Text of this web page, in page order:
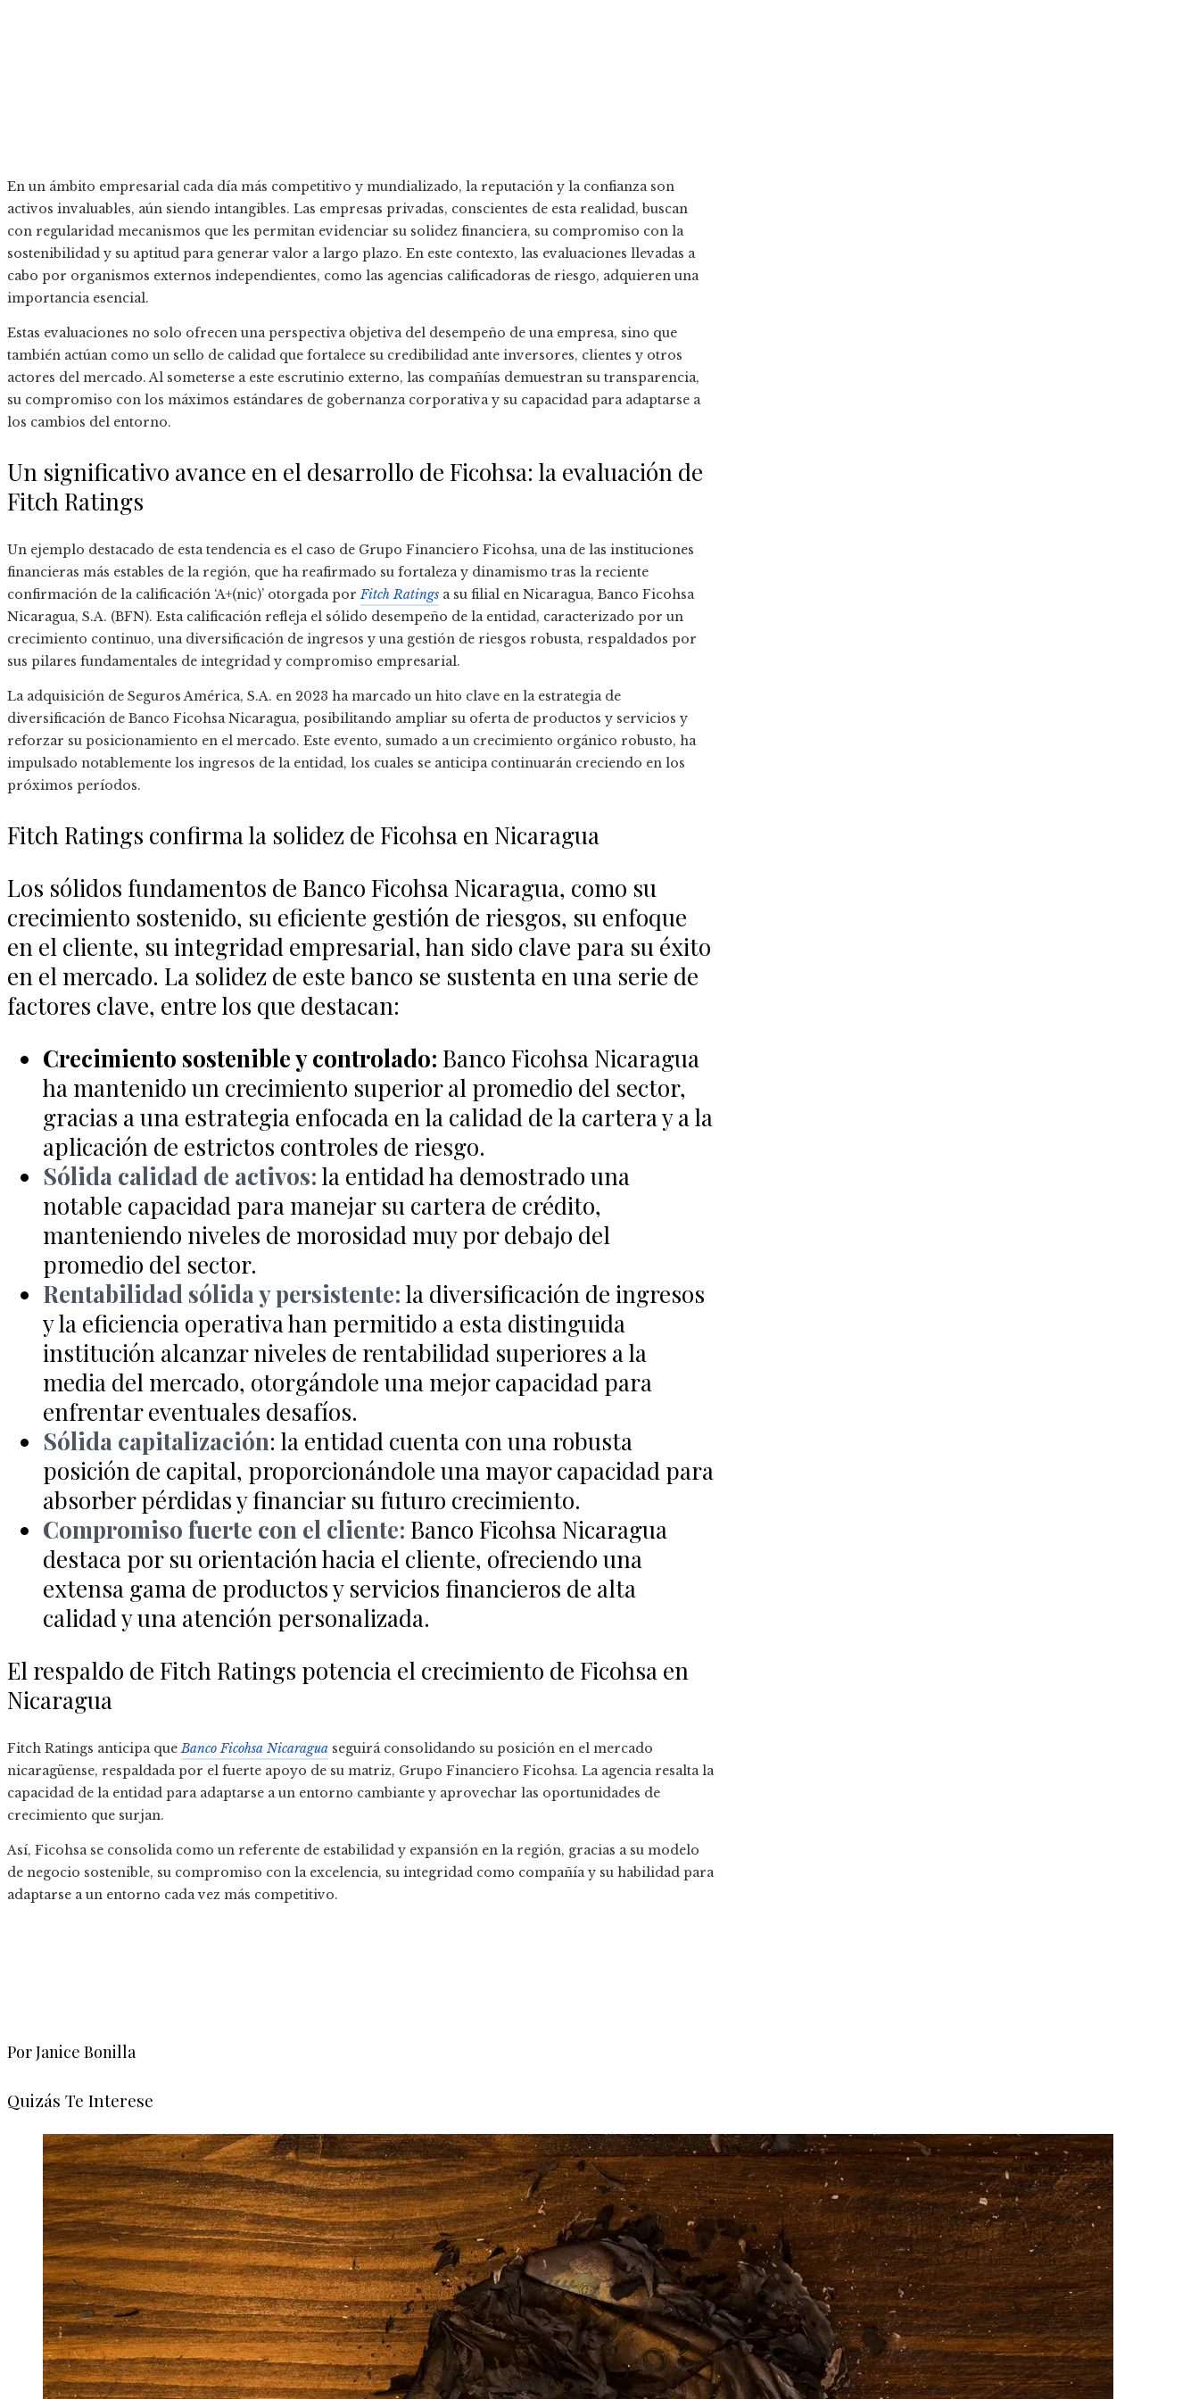
En un ámbito empresarial cada día más competitivo y mundializado, la reputación y la confianza son
activos invaluables, aún siendo intangibles. Las empresas privadas, conscientes de esta realidad, buscan
con regularidad mecanismos que les permitan evidenciar su solidez financiera, su compromiso con la
sostenibilidad y su aptitud para generar valor a largo plazo. En este contexto, las evaluaciones llevadas a
cabo por organismos externos independientes, como las agencias calificadoras de riesgo, adquieren una
importancia esencial.
Estas evaluaciones no solo ofrecen una perspectiva objetiva del desempeño de una empresa, sino que
también actúan como un sello de calidad que fortalece su credibilidad ante inversores, clientes y otros
actores del mercado. Al someterse a este escrutinio externo, las compañías demuestran su transparencia,
su compromiso con los máximos estándares de gobernanza corporativa y su capacidad para adaptarse a
los cambios del entorno.
Un significativo avance en el desarrollo de Ficohsa: la evaluación de
Fitch Ratings
Un ejemplo destacado de esta tendencia es el caso de Grupo Financiero Ficohsa, una de las instituciones
financieras más estables de la región, que ha reafirmado su fortaleza y dinamismo tras la reciente
confirmación de la calificación ‘A+(nic)’ otorgada porFitch Ratings a su filial en Nicaragua, Banco Ficohsa
Nicaragua, S.A. (BFN). Esta calificación refleja el sólido desempeño de la entidad, caracterizado por un
crecimiento continuo, una diversificación de ingresos y una gestión de riesgos robusta, respaldados por
sus pilares fundamentales de integridad y compromiso empresarial.
La adquisición de Seguros América, S.A. en 2023 ha marcado un hito clave en la estrategia de
diversificación de Banco Ficohsa Nicaragua, posibilitando ampliar su oferta de productos y servicios y
reforzar su posicionamiento en el mercado. Este evento, sumado a un crecimiento orgánico robusto, ha
impulsado notablemente los ingresos de la entidad, los cuales se anticipa continuarán creciendo en los
próximos períodos.
Fitch Ratings confirma la solidez de Ficohsa en Nicaragua
Los sólidos fundamentos de Banco Ficohsa Nicaragua, como su
crecimiento sostenido, su eficiente gestión de riesgos, su enfoque
en el cliente, su integridad empresarial, han sido clave para su éxito
en el mercado. La solidez de este banco se sustenta en una serie de
factores clave, entre los que destacan:
Crecimiento sostenible y controlado: Banco Ficohsa Nicaragua
ha mantenido un crecimiento superior al promedio del sector,
gracias a una estrategia enfocada en la calidad de la cartera y a la
aplicación de estrictos controles de riesgo.
Sólida calidad de activos: la entidad ha demostrado una
notable capacidad para manejar su cartera de crédito,
manteniendo niveles de morosidad muy por debajo del
promedio del sector.
Rentabilidad sólida y persistente: la diversificación de ingresos
y la eficiencia operativa han permitido a esta distinguida
institución alcanzar niveles de rentabilidad superiores a la
media del mercado, otorgándole una mejor capacidad para
enfrentar eventuales desafíos.
Sólida capitalización: la entidad cuenta con una robusta
posición de capital, proporcionándole una mayor capacidad para
absorber pérdidas y financiar su futuro crecimiento.
Compromiso fuerte con el cliente: Banco Ficohsa Nicaragua
destaca por su orientación hacia el cliente, ofreciendo una
extensa gama de productos y servicios financieros de alta
calidad y una atención personalizada.
El respaldo de Fitch Ratings potencia el crecimiento de Ficohsa en
Nicaragua
Fitch Ratings anticipa queBanco Ficohsa Nicaragua seguirá consolidando su posición en el mercado
nicaragüense, respaldada por el fuerte apoyo de su matriz, Grupo Financiero Ficohsa. La agencia resalta la
capacidad de la entidad para adaptarse a un entorno cambiante y aprovechar las oportunidades de
crecimiento que surjan.
Así, Ficohsa se consolida como un referente de estabilidad y expansión en la región, gracias a su modelo
de negocio sostenible, su compromiso con la excelencia, su integridad como compañía y su habilidad para
adaptarse a un entorno cada vez más competitivo.
Por Janice Bonilla
Quizás Te Interese